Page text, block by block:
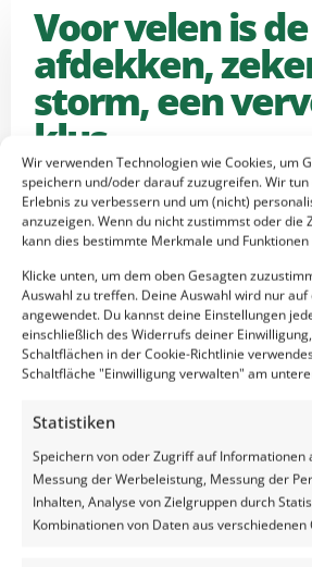
Wir verwenden Technologien wie Cookies, um
speichern und/oder darauf zuzugreifen. Wir
Erlebnis zu verbessern und um (nicht)
anzuzeigen. Wenn du nicht zustimmst oder die
kann dies bestimmte Merkmale und
Klicke unten, um dem oben Gesagten
Auswahl zu treffen. Deine Auswahl wird nur auf
angewendet. Du kannst deine Einstellungen
einschließlich des Widerrufs deiner
Schaltflächen in der Cookie-Richtlinie
Schaltfläche "Einwilligung verwalten" am
Statistiken
Speichern von oder Zugriff auf Informationen
Messung der Werbeleistung, Messung der
Inhalten, Analyse von Zielgruppen durch
Kombinationen von Daten aus verschiedenen
Voor velen is
afdekken,
storm, een
klus
Een nat voorjaar en een extreem droge
gezorgd dat gras- en maisoogst niet
Velen moeten dit jaar al veel eerder de
binnenhalen, om over het afdekken nog
velen is de mais afdekken een
gepaard met stress en najaarsweer,
Als de mais met kuilplastic afgedekt
ontstaat er bij windkracht 3 al een
zonder dat het weer omhoog waait.
eenmaal strak ligt, is het lastig dit
En hoe vervelend is dat wel niet?
Weinig handen